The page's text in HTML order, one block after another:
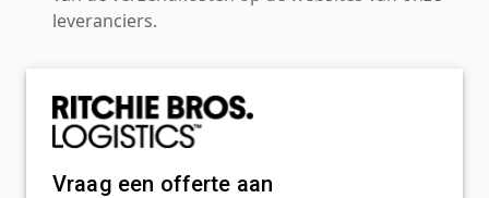
leveranciers.
Vraag een offerte aan